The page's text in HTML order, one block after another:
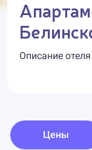
Описание
Цены